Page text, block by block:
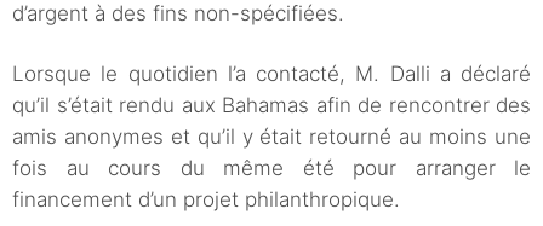
d’argent à des fins non-spécifiées.
Lorsque le quotidien l’a contacté, M. Dalli a déclaré
qu’il s’était rendu aux Bahamas afin de rencontrer des
amis anonymes et qu’il y était retourné au moins une
fois au cours du même été pour arranger le
financement d’un projet philanthropique.